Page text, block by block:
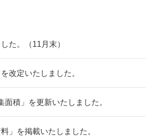
た。（11月末）
改定いたしました。
面積」を更新いたしました。
」を掲載いたしました。